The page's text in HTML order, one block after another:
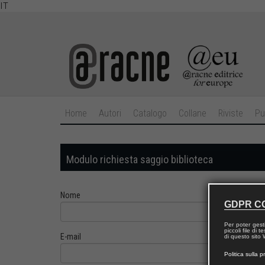
IT
Home Autori Catalogo Collane Riviste
Modulo richiesta saggio biblioteca
Nome
E-mail
GDPR
Per poter
piccoli file di
di questo sito
Politica sulla